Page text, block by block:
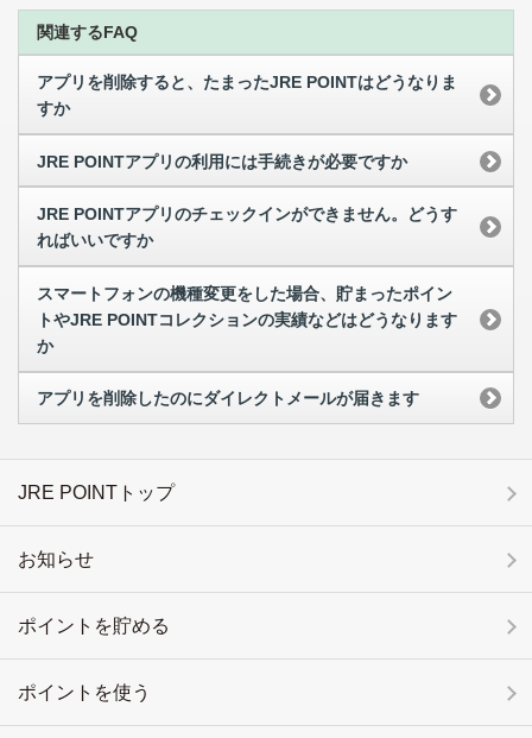
関連するFAQ
アプリを削除すると、たまったJRE POINTはどうなりま
すか
JRE POINTアプリの利用には手続きが必要ですか
JRE POINTアプリのチェックインができません。どうす
ればいいですか
スマートフォンの機種変更をした場合、貯まったポイン
トやJRE POINTコレクションの実績などはどうなります
か
アプリを削除したのにダイレクトメールが届きます
JRE POINTトップ
お知らせ
ポイントを貯める
ポイントを使う